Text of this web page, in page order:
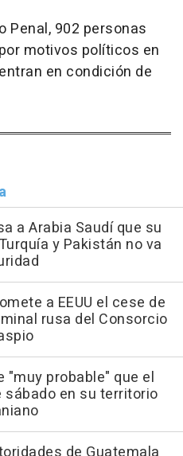
Penal, 902 personas
motivos políticos en
en condición de
a Arabia Saudí que su
y Pakistán no va
a EEUU el cese de
rusa del Consorcio
"muy probable" que el
en su territorio